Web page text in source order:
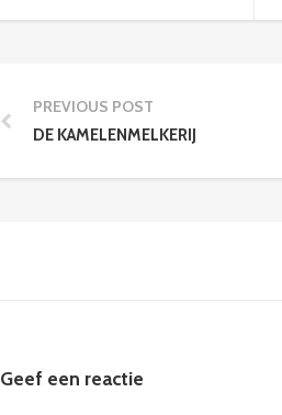
PREVIOUS POST
DE KAMELENMELKERIJ
Geef een reactie